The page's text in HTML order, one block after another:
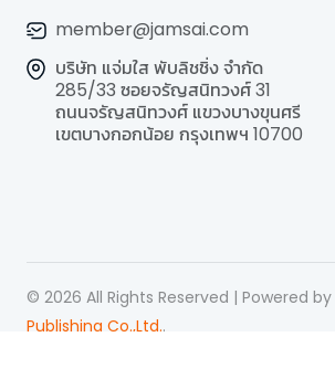
member@jamsai.com
บริษัท แจ่มใส พับลิชชิ่ง จำกัด
285/33 ซอยจรัญสนิทวงศ์ 31
ถนนจรัญสนิทวงศ์ แขวงบางขุนศรี
เขตบางกอกน้อย กรุงเทพฯ 10700
© 2026 All Rights Reserved | Powered by
Publishing Co.,Ltd..